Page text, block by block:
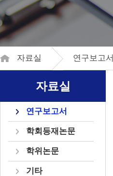
자료실 연구보고서
자료실
연구보고서
학회등재논문
학위논문
기타